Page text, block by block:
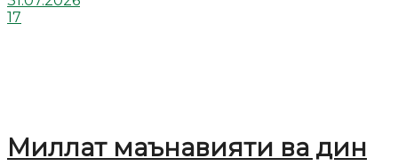
17
Миллат маънавияти ва дин